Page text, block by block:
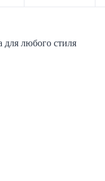
любого стиля